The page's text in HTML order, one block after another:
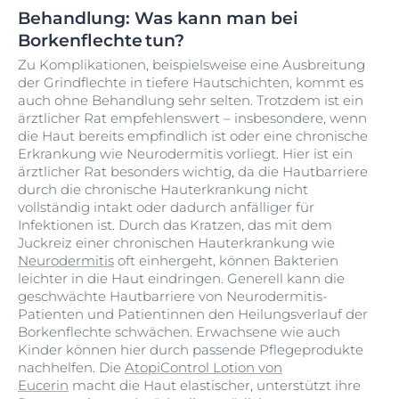
taucht der typische Ausschlag in der Regel auf und ist
durch ärztliche Untersuchung schnell zu identifizieren.
Gegebenenfalls kann bei der Untersuchung ein
Abstrich mit der Flüssigkeit aus einer intakten Blase
gemacht werden, um andere Krankheiten oder eine
Pilzinfektion auszuschließen.
Ab dem Anfangsstadium der Borkenflechte dauert die
Hautinfektion rund drei Wochen ohne eine
Behandlung. Solange der Ausschlag und die Kruste
sichtbar sind, ist die Borkenflechte weiterhin
ansteckend: Der Inhalt von Bläschen und Schorf ist
hochinfektiös. Kratzen am Körper kann daher die
Grindflechte verbreiten und sollte möglichst
vermieden werden. Wie leicht übertragbar
Grindflechte ist, verrät sogar schon der medizinische
Name Impetigo contagiosa – letzteres bedeutet
übersetzt ansteckend. Borkenflechte hat in der Regel
von der Infektion an einen milden Verlauf – dennoch
sollte die Haut gut gepflegt, geschützt und die
Grindflechte ernst genommen werden.
Die Zeit von der Infektion mit den bakteriellen
ebenfalls nicht vermeidbar, wirkt sich dann aber auch
nicht anders aus als sonst. Hier gibt es also keinen
Grund zur Sorge, wenn keine weiteren Symptome
hinzukommen. Generell kommt eine Infektion bei
Erwachsenen aber seltener vor: aufgrund der leicht
übertragbaren Schmierinfektion ist die Haut von
Kindern und Babyshäufiger betroffen. Im
Kindergarten oder der Schule kommt es häufiger zu
Kontakt mit Gegenständen, an denen möglicherweise
bakterielle Erreger haften. Zusätzlich wird die Hygiene
wie das regelmäßige Händewaschen bei Kindern im
Vergleich oft noch vernachlässigt, weshalb die
Wahrscheinlichkeit einer Infektion mit Borkenflechte
bei Erwachsenen seltener ist. Auch eine überstandene
Erkrankung macht nicht immun und schützt nicht vor
einer neuen Infektion mit Grindflechte.
Behandlung: Was kann man bei
Borkenflechte tun?
Zu Komplikationen, beispielsweise eine Ausbreitung
der Grindflechte in tiefere Hautschichten, kommt es
auch ohne Behandlung sehr selten. Trotzdem ist ein
ärztlicher Rat empfehlenswert – insbesondere, wenn
die Haut bereits empfindlich ist oder eine chronische
Erkrankung wie Neurodermitis vorliegt. Hier ist ein
ärztlicher Rat besonders wichtig, da die Hautbarriere
durch die chronische Hauterkrankung nicht
vollständig intakt oder dadurch anfälliger für
Infektionen ist. Durch das Kratzen, das mit dem
Juckreiz einer chronischen Hauterkrankung wie
Neurodermitis oft einhergeht, können Bakterien
leichter in die Haut eindringen. Generell kann die
geschwächte Hautbarriere von Neurodermitis-
Patienten und Patientinnen den Heilungsverlauf der
Borkenflechte schwächen. Erwachsene wie auch
Kinder können hier durch passende Pflegeprodukte
nachhelfen. Die AtopiControl Lotion von
Eucerin macht die Haut elastischer, unterstützt ihre